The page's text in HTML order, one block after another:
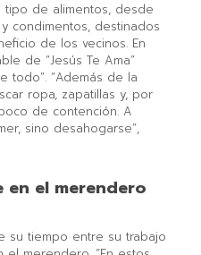
tipo de alimentos, desde
condimentos, destinados
de los vecinos. En
de “Jesús Te Ama”
todo”. “Además de la
ropa, zapatillas y, por
de contención. A
sino desahogarse”,
en el merendero
su tiempo entre su trabajo